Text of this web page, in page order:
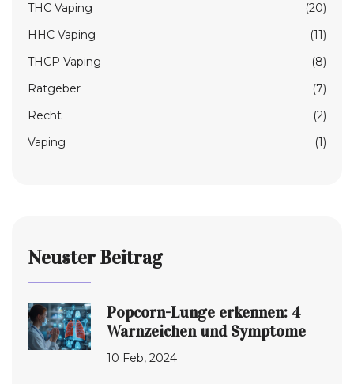
THC Vaping
(20)
HHC Vaping
(11)
THCP Vaping
(8)
Ratgeber
(7)
Recht
(2)
Vaping
(1)
Neuster Beitrag
Popcorn-Lunge erkennen: 4
Warnzeichen und Symptome
10 Feb, 2024